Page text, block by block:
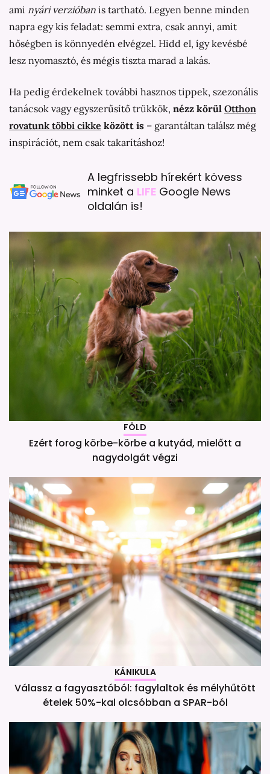
ami nyári verzióban is tartható. Legyen benne minden
napra egy kis feladat: semmi extra, csak annyi, amit
hőségben is könnyedén elvégzel. Hidd el, így kevésbé
lesz nyomasztó, és mégis tiszta marad a lakás.
Ha pedig érdekelnek további hasznos tippek, szezonális
tanácsok vagy egyszerűsítő trükkök, nézz körül Otthon
rovatunk többi cikke között is – garantáltan találsz még
inspirációt, nem csak takarításhoz!
A legfrissebb hírekért kövess
minket a LIFE Google News
oldalán is!
FÖLD
Ezért forog körbe-körbe a kutyád, mielőtt a
nagydolgát végzi
KÁNIKULA
Válassz a fagyasztóból: fagylaltok és mélyhűtött
ételek 50%-kal olcsóbban a SPAR-ból